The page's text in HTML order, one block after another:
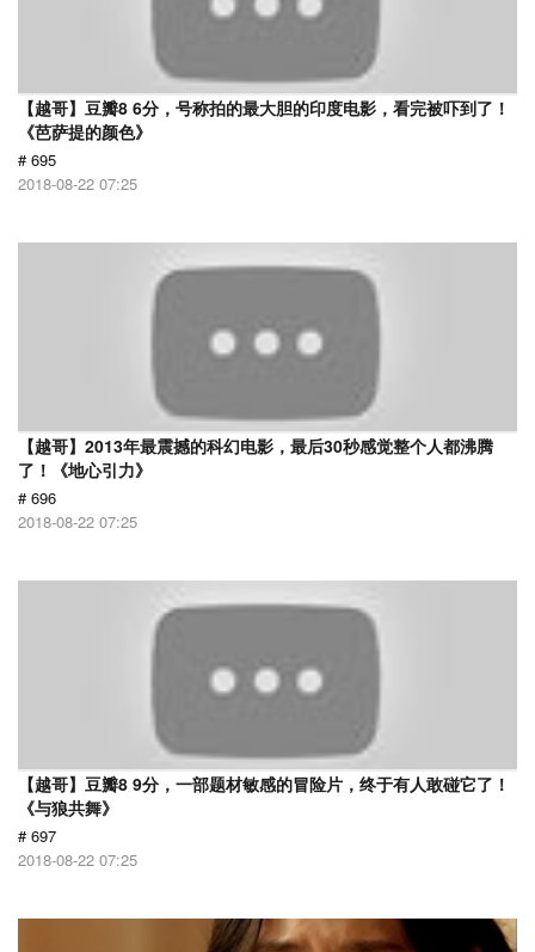
【越哥】豆瓣8 6分，号称拍的最大胆的印度电影，看完被吓到了！
《芭萨提的颜色》
# 695
2018-08-22 07:25
【越哥】2013年最震撼的科幻电影，最后30秒感觉整个人都沸腾
了！《地心引力》
# 696
2018-08-22 07:25
【越哥】豆瓣8 9分，一部题材敏感的冒险片，终于有人敢碰它了！
《与狼共舞》
# 697
2018-08-22 07:25